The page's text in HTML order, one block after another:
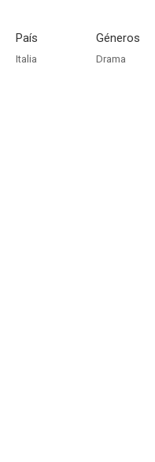
País
Italia
Géneros
Drama